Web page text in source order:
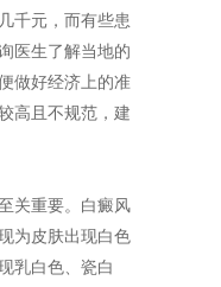
千元，而有些患
医生了解当地的
做好经济上的准
高且不规范，建
关重要。白癜风
为皮肤出现白色
乳白色、瓷白